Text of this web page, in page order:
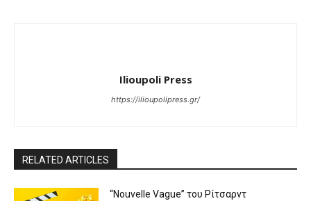
Ilioupoli Press
https://ilioupolipress.gr/
RELATED ARTICLES
“Nouvelle Vague” του Ρίτσαρντ